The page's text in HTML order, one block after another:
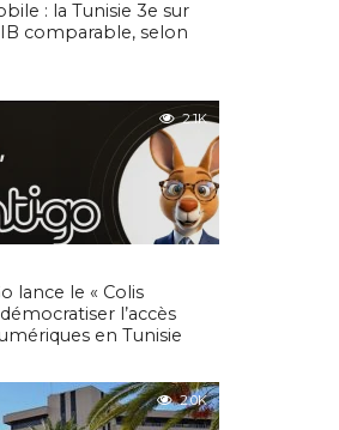
: la Tunisie 3e sur
comparable, selon
2.1K
lance le « Colis
l’accès
en Tunisie
2.0K